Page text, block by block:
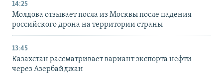
14:25
Молдова отзывает посла из Москвы после падения
российского дрона на территории страны
13:45
Казахстан рассматривает вариант экспорта нефти
через Азербайджан